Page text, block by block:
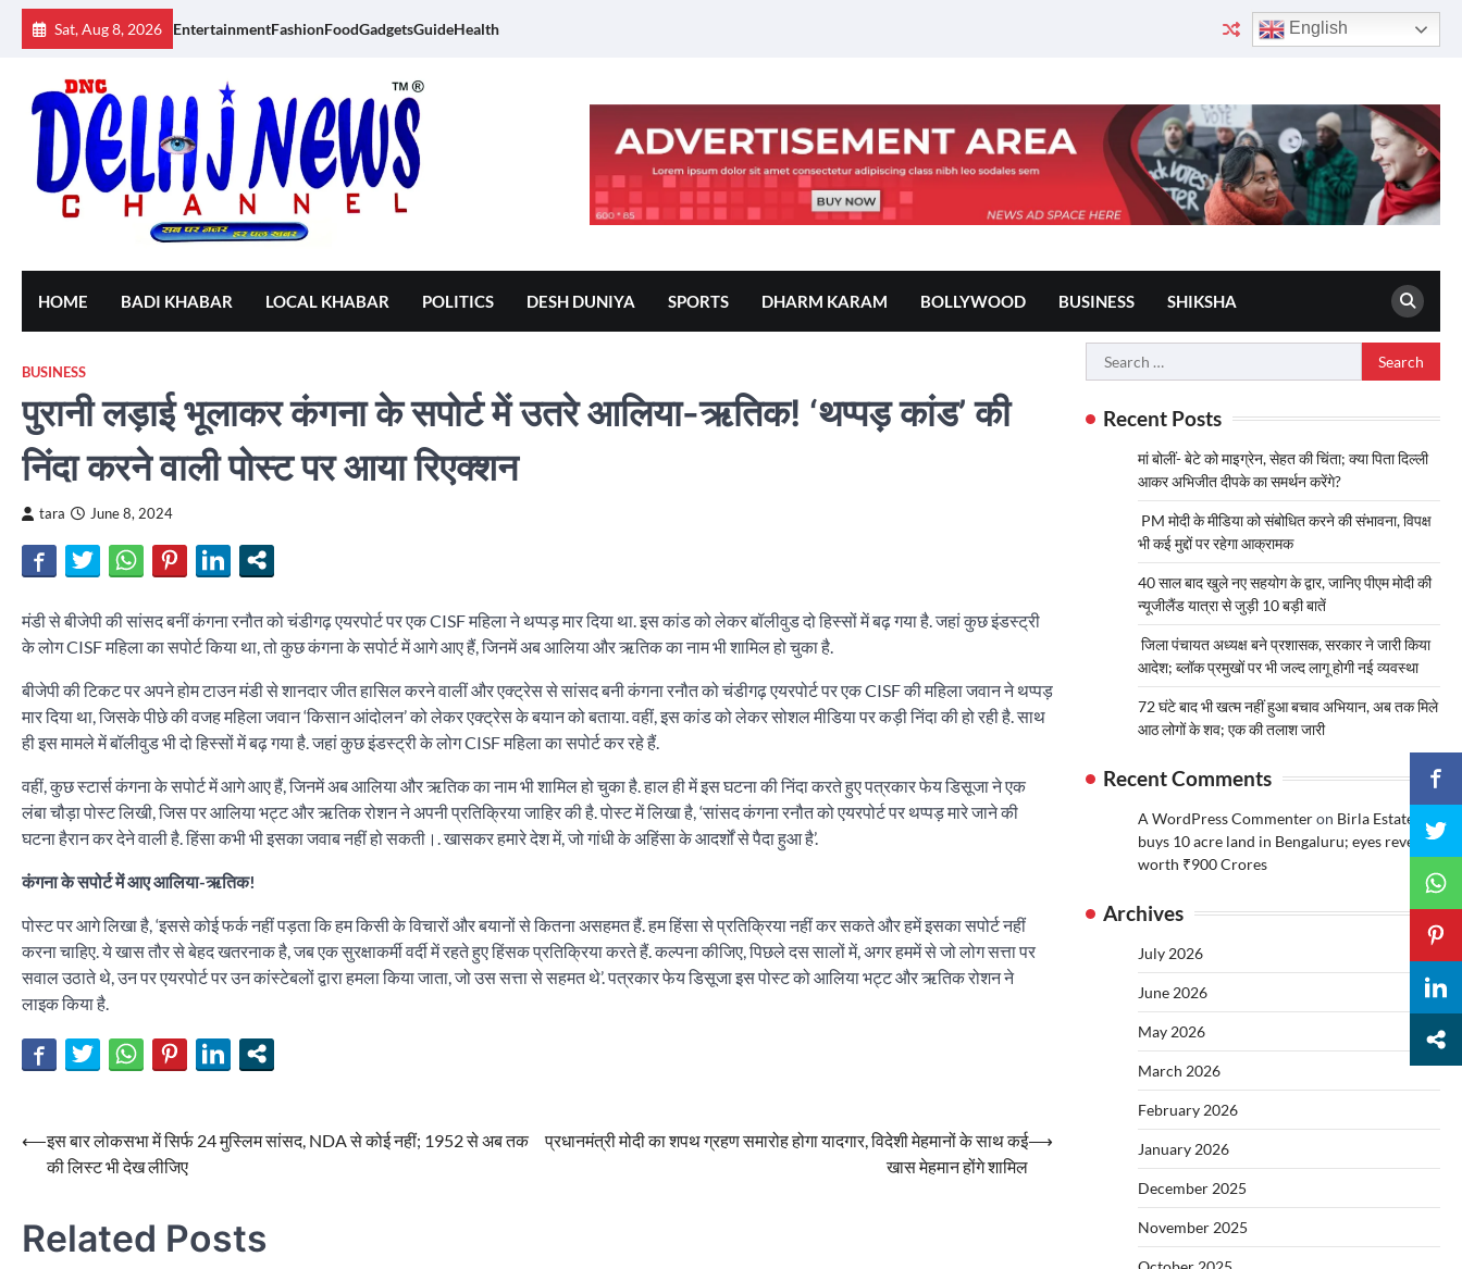
Skip
Sat, Aug 8, 2026 EntertainmentFashionFoodGadgetsGuideHealth English
HOME BADI KHABAR LOCAL KHABAR POLITICS DESH DUNIYA SPORTS DHARM KARAM BOLLYWOOD BUSINESS SHIKSHA
BUSINESS
पुरानी लड़ाई भूलाकर कंगना के सपोर्ट में उतरे आलिया-ऋतिक! ‘थप्पड़ कांड’ की
निंदा करने वाली पोस्ट पर आया रिएक्शन
tara June 8, 2024
मंडी से बीजेपी की सांसद बनीं कंगना रनौत को चंडीगढ़ एयरपोर्ट पर एक CISF महिला ने थप्पड़ मार दिया था. इस कांड को लेकर बॉलीवुड दो हिस्सों में बढ़ गया है. जहां कुछ इंडस्ट्री
के लोग CISF महिला का सपोर्ट किया था, तो कुछ कंगना के सपोर्ट में आगे आए हैं, जिनमें अब आलिया और ऋतिक का नाम भी शामिल हो चुका है.
बीजेपी की टिकट पर अपने होम टाउन मंडी से शानदार जीत हासिल करने वालीं और एक्ट्रेस से सांसद बनी कंगना रनौत को चंडीगढ़ एयरपोर्ट पर एक CISF की महिला जवान ने थप्पड़
मार दिया था, जिसके पीछे की वजह महिला जवान ‘किसान आंदोलन’ को लेकर एक्ट्रेस के बयान को बताया. वहीं, इस कांड को लेकर सोशल मीडिया पर कड़ी निंदा की हो रही है. साथ
ही इस मामले में बॉलीवुड भी दो हिस्सों में बढ़ गया है. जहां कुछ इंडस्ट्री के लोग CISF महिला का सपोर्ट कर रहे हैं.
वहीं, कुछ स्टार्स कंगना के सपोर्ट में आगे आए हैं, जिनमें अब आलिया और ऋतिक का नाम भी शामिल हो चुका है. हाल ही में इस घटना की निंदा करते हुए पत्रकार फेय डिसूजा ने एक
लंबा चौड़ा पोस्ट लिखी, जिस पर आलिया भट्ट और ऋतिक रोशन ने अपनी प्रतिक्रिया जाहिर की है. पोस्ट में लिखा है, ‘सांसद कंगना रनौत को एयरपोर्ट पर थप्पड़ मारे जाने की
घटना हैरान कर देने वाली है. हिंसा कभी भी इसका जवाब नहीं हो सकती।. खासकर हमारे देश में, जो गांधी के अहिंसा के आदर्शों से पैदा हुआ है’.
कंगना के सपोर्ट में आए आलिया-ऋतिक!
पोस्ट पर आगे लिखा है, ‘इससे कोई फर्क नहीं पड़ता कि हम किसी के विचारों और बयानों से कितना असहमत हैं. हम हिंसा से प्रतिक्रिया नहीं कर सकते और हमें इसका सपोर्ट नहीं
करना चाहिए. ये खास तौर से बेहद खतरनाक है, जब एक सुरक्षाकर्मी वर्दी में रहते हुए हिंसक प्रतिक्रिया करते हैं. कल्पना कीजिए, पिछले दस सालों में, अगर हममें से जो लोग सत्ता पर
सवाल उठाते थे, उन पर एयरपोर्ट पर उन कांस्टेबलों द्वारा हमला किया जाता, जो उस सत्ता से सहमत थे’. पत्रकार फेय डिसूजा इस पोस्ट को आलिया भट्ट और ऋतिक रोशन ने
लाइक किया है.
Post
navigation
⟵इस बार लोकसभा में सिर्फ 24 मुस्लिम सांसद, NDA से कोई नहीं; 1952 से अब तक
की लिस्ट भी देख लीजिए
प्रधानमंत्री मोदी का शपथ ग्रहण समारोह होगा यादगार, विदेशी मेहमानों के साथ कई
खास मेहमान होंगे शामिल
⟶
Related Posts
Search
for:
Recent Posts
मां बोलीं- बेटे को माइग्रेन, सेहत की चिंता; क्या पिता दिल्ली
आकर अभिजीत दीपके का समर्थन करेंगे?
PM मोदी के मीडिया को संबोधित करने की संभावना, विपक्ष
भी कई मुद्दों पर रहेगा आक्रामक
40 साल बाद खुले नए सहयोग के द्वार, जानिए पीएम मोदी की
न्यूजीलैंड यात्रा से जुड़ी 10 बड़ी बातें
जिला पंचायत अध्यक्ष बने प्रशासक, सरकार ने जारी किया
आदेश; ब्लॉक प्रमुखों पर भी जल्द लागू होगी नई व्यवस्था
72 घंटे बाद भी खत्म नहीं हुआ बचाव अभियान, अब तक मिले
आठ लोगों के शव; एक की तलाश जारी
Recent Comments
A WordPress Commenteron Birla Estates
buys 10 acre land in Bengaluru; eyes revenue
worth ₹900 Crores
Archives
July 2026
June 2026
May 2026
March 2026
February 2026
January 2026
December 2025
November 2025